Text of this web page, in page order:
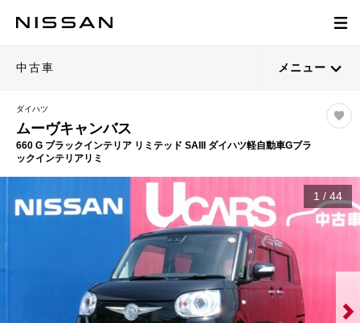
中古車 メニュー
ダイハツ
ムーヴキャンバス
660 G ブラックインテリア リミテッド SAIII ダイハツ軽自動車Gブラ
ックインテリアリミ
1 / 44